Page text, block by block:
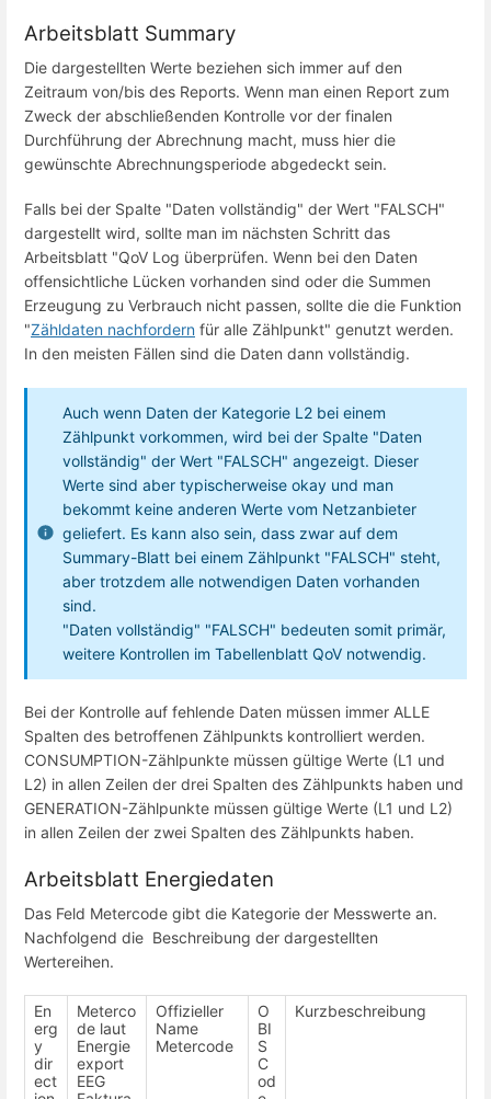
Arbeitsblatt Summary
Die dargestellten Werte beziehen sich immer auf den
Zeitraum von/bis des Reports. Wenn man einen Report zum
Zweck der abschließenden Kontrolle vor der finalen
Durchführung der Abrechnung macht, muss hier die
gewünschte Abrechnungsperiode abgedeckt sein.
Falls bei der Spalte "Daten vollständig" der Wert "FALSCH"
dargestellt wird, sollte man im nächsten Schritt das
Arbeitsblatt "QoV Log überprüfen. Wenn bei den Daten
offensichtliche Lücken vorhanden sind oder die Summen
Erzeugung zu Verbrauch nicht passen, sollte die die Funktion
"Zähldaten nachfordern für alle Zählpunkt" genutzt werden.
In den meisten Fällen sind die Daten dann vollständig.
Auch wenn Daten der Kategorie L2 bei einem
Zählpunkt vorkommen, wird bei der Spalte "Daten
vollständig" der Wert "FALSCH" angezeigt. Dieser
Werte sind aber typischerweise okay und man
bekommt keine anderen Werte vom Netzanbieter
geliefert. Es kann also sein, dass zwar auf dem
Summary-Blatt bei einem Zählpunkt "FALSCH" steht,
aber trotzdem alle notwendigen Daten vorhanden
sind.
"Daten vollständig" "FALSCH" bedeuten somit primär,
weitere Kontrollen im Tabellenblatt QoV notwendig.
Bei der Kontrolle auf fehlende Daten müssen immer ALLE
Spalten des betroffenen Zählpunkts kontrolliert werden.
CONSUMPTION-Zählpunkte müssen gültige Werte (L1 und
L2) in allen Zeilen der drei Spalten des Zählpunkts haben und
GENERATION-Zählpunkte müssen gültige Werte (L1 und L2)
in allen Zeilen der zwei Spalten des Zählpunkts haben.
Arbeitsblatt Energiedaten
Das Feld Metercode gibt die Kategorie der Messwerte an.
Nachfolgend die Beschreibung der dargestellten
Wertereihen.
En
erg
y
dir
ect
Meterco
de laut
Energie
export
EEG
Offizieller
Name
Metercode
O
BI
S
C
od
Kurzbeschreibung